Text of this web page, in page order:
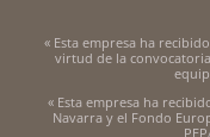
« Esta empresa ha
virtud de la
« Esta empresa ha
Navarra y el Fondo